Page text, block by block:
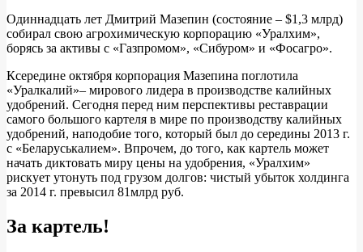
Одиннадцать лет Дмитрий Мазепин (состояние – $1,3 млрд)
собирал свою агрохимическую корпорацию «Уралхим»,
борясь за активы с «Газпромом», «Сибуром» и «Фосагро».
Ксередине октября корпорация Мазепина поглотила
«Уралкалий»– мирового лидера в производстве калийных
удобрений. Сегодня перед ним перспективы реставрации
самого большого картеля в мире по производству калийных
удобрений, наподобие того, который был до середины 2013 г.
с «Беларуськалием». Впрочем, до того, как картель может
начать диктовать миру цены на удобрения, «Уралхим»
рискует утонуть под грузом долгов: чистый убыток холдинга
за 2014 г. превысил 81млрд руб.
За картель!